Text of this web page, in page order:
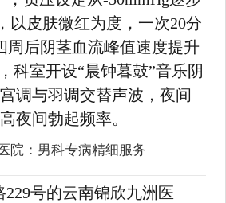
以皮肤微红为度，一次20分
周后阴茎血流峰值速度提升
科室开设“晨钟暮鼓”音乐阴
调与羽调交替声波，夜间
夜间勃起频率。
院：男科专病精细服务
229号的云南锦欣九洲医